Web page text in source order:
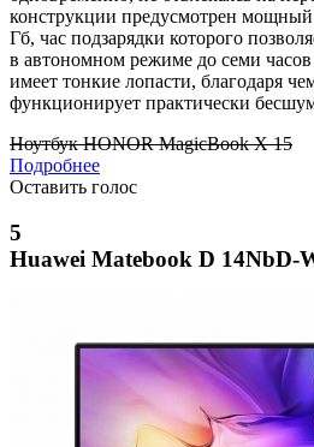
конструкции предусмотрен мощный
Гб, час подзарядки которого
в автономном режиме до семи
имеет тонкие лопасти, благодаря
функционирует практически
Ноутбук HONOR MagicBook X 15
Подробнее
Оставить голос
5
Huawei Matebook D 14NbD-